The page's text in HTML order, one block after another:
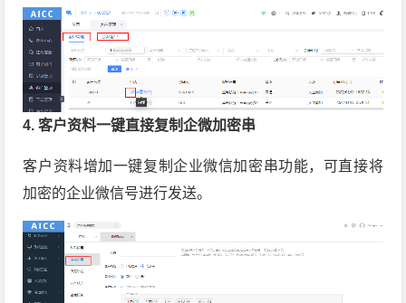
4. 客户资料一键直接复制企微加密串
客户资料增加一键复制企业微信加密串功能，可直接将
加密的企业微信号进行发送。